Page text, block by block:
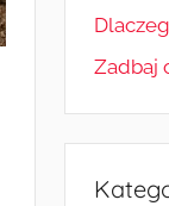
Zadbaj